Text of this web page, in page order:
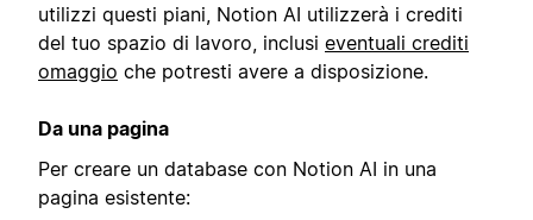
utilizzi questi piani, Notion AI utilizzerà i crediti
del tuo spazio di lavoro, inclusi eventuali crediti
omaggio che potresti avere a disposizione.
Da una pagina
Per creare un database con Notion AI in una
pagina esistente: